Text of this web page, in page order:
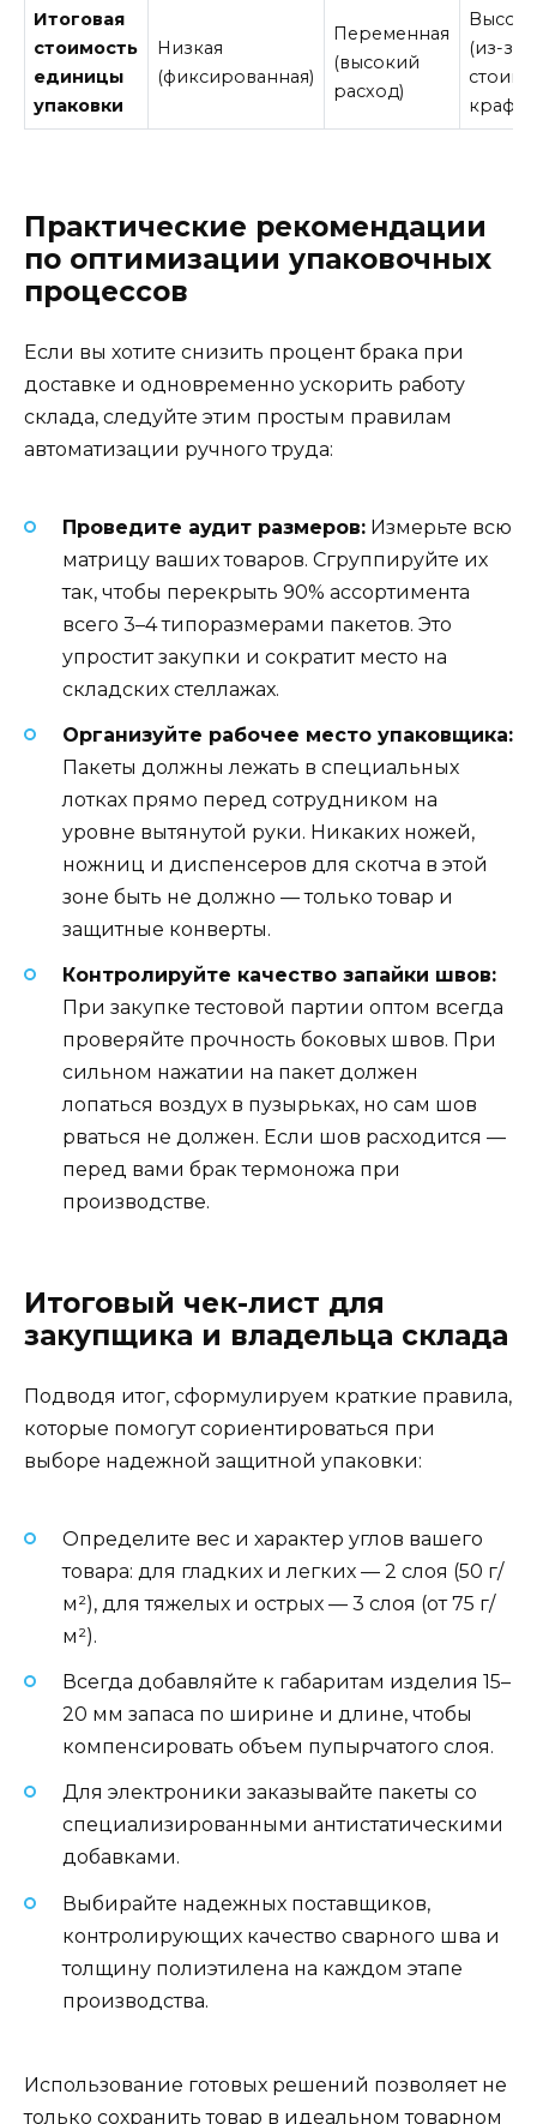
Итоговая
стоимость
единицы
упаковки
Низкая
(фиксированная)
Переменная
(высокий
расход)
(из-за
Практические рекомендации
по оптимизации упаковочных
процессов
Если вы хотите снизить процент брака при
доставке и одновременно ускорить работу
склада, следуйте этим простым правилам
автоматизации ручного труда:
Проведите аудит размеров: Измерьте всю
матрицу ваших товаров. Сгруппируйте их
так, чтобы перекрыть 90% ассортимента
всего 3–4 типоразмерами пакетов. Это
упростит закупки и сократит место на
складских стеллажах.
Организуйте рабочее место упаковщика:
Пакеты должны лежать в специальных
лотках прямо перед сотрудником на
уровне вытянутой руки. Никаких ножей,
ножниц и диспенсеров для скотча в этой
зоне быть не должно — только товар и
защитные конверты.
Контролируйте качество запайки швов:
При закупке тестовой партии оптом всегда
проверяйте прочность боковых швов. При
сильном нажатии на пакет должен
лопаться воздух в пузырьках, но сам шов
рваться не должен. Если шов расходится —
перед вами брак термоножа при
производстве.
Итоговый чек-лист для
закупщика и владельца склада
Подводя итог, сформулируем краткие правила,
которые помогут сориентироваться при
выборе надежной защитной упаковки:
Определите вес и характер углов вашего
товара: для гладких и легких — 2 слоя (50 г/
м²), для тяжелых и острых — 3 слоя (от 75 г/
м²).
Всегда добавляйте к габаритам изделия 15–
20 мм запаса по ширине и длине, чтобы
компенсировать объем пупырчатого слоя.
Для электроники заказывайте пакеты со
специализированными антистатическими
добавками.
Выбирайте надежных поставщиков,
контролирующих качество сварного шва и
толщину полиэтилена на каждом этапе
производства.
Использование готовых решений позволяет не
только сохранить товар в идеальном товарном